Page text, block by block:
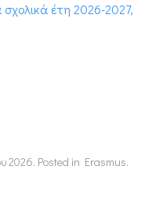
έτη 2026-2027,
2026. Posted in Erasmus.